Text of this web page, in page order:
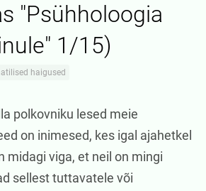
"Psühholoogia
1/15)
haigused
polkovniku lesed meie
on inimesed, kes igal ajahetkel
midagi viga, et neil on mingi
sellest tuttavatele või